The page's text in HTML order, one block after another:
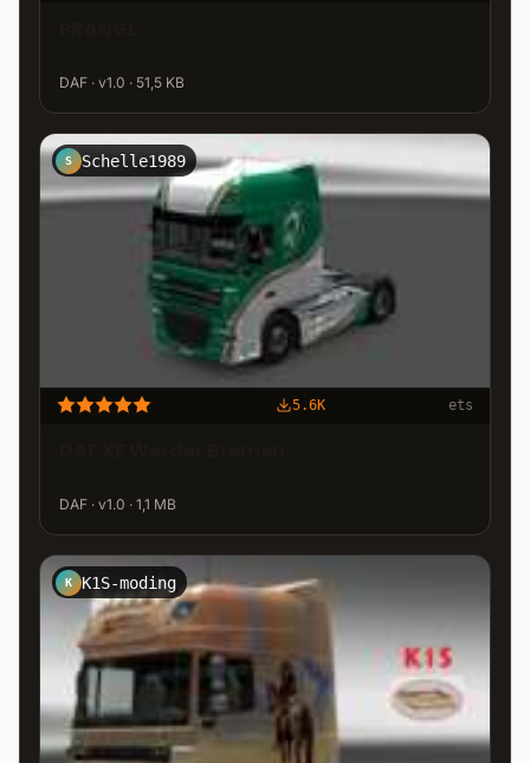
DAF · v1.0 · 51,5 KB
S Schelle1989
5.6K ets
DAF · v1.0 · 1,1 MB
K K1S-moding